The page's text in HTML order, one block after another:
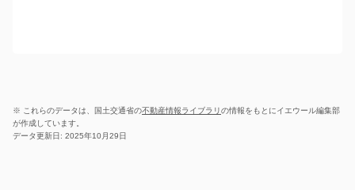
※ これらのデータは、国土交通省の不動産情報ライブラリの情報をもとにイエウール編集部
が作成しています。
データ更新日: 2025年10月29日